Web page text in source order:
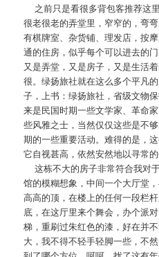
之前只是看很多背包客推荐这
很老很老的弄堂里，窄窄的，弯
有棋牌室、杂货铺、理发店，按
通的住房，似乎每个可以进去的
又是弄堂，又是房子，又是生活
很。绿扬旅社就在这么多个平凡
子，上书：绿扬旅社，省级文物
来是民国时期一些文学家、革命
些风雅之士，当然仅仅这些是不
期的一些重要活动。难得的是，
它自视甚高，依然安然地以寻常
这栋不大的房子非常符合我对
馆的模糊想象，中间一个大厅堂
高高的顶，在楼上的任何一段栏
底，在这厅里来个舞会，办个派
梯，重刷过朱红色的漆，好在并
大，我不得不轻手轻脚一些，不